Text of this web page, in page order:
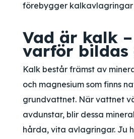
förebygger kalkavlagringar
Vad är kalk
varför bildas
Kalk består främst av
och magnesium som finns
grundvattnet. När vattnet
avdunstar, blir dessa
hårda, vita avlagringar. Ju